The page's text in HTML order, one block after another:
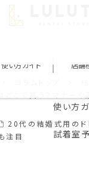
20代の結婚式用のド
注目
使い方ガイド 店舗
使い方ガ
試着室